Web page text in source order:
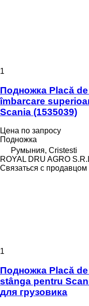
1
Подножка Placă
îmbarcare
Scania (1535039)
Цена по запросу
Подножка
Румыния, Cristesti
ROYAL DRU AGRO
Связаться с продавцом
1
Подножка Placă
stânga pentru
для грузовика